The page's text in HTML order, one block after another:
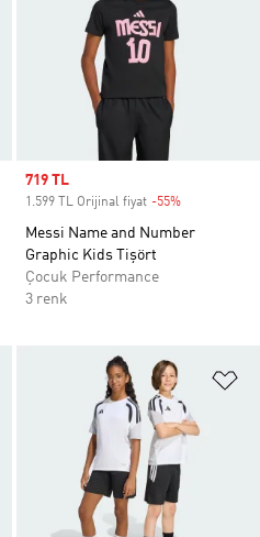
Sale price
719 TL
1.599 TL Orijinal fiyat -55%
Messi Name and Number
Graphic Kids Tişört
Çocuk Performance
3 renk
Favori Listesine Ekle